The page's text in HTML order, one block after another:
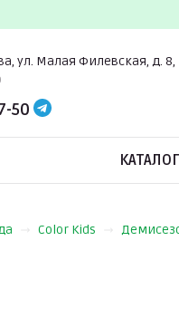
ул. Малая Филевская, д. 8,
50
КАТАЛОГ
Color Kids